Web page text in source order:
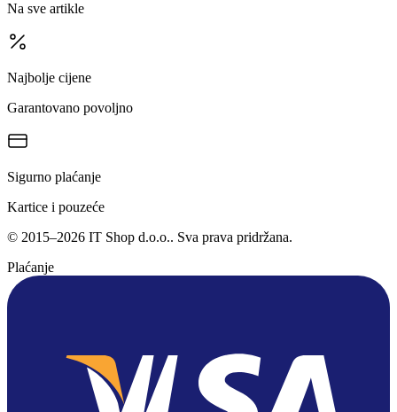
Na sve artikle
Najbolje cijene
Garantovano povoljno
Sigurno plaćanje
Kartice i pouzeće
© 2015–2026 IT Shop d.o.o.. Sva prava pridržana.
Plaćanje